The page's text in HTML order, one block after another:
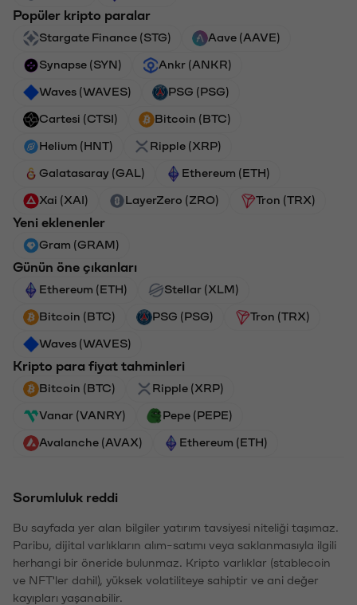
Popüler kripto paralar
Stargate Finance (STG) Aave (AAVE)
Synapse (SYN) Ankr (ANKR)
Waves (WAVES) PSG (PSG)
Cartesi (CTSI) Bitcoin (BTC)
Helium (HNT) Ripple (XRP)
Galatasaray (GAL) Ethereum (ETH)
Xai (XAI) LayerZero (ZRO) Tron (TRX)
Yeni eklenenler
Gram (GRAM)
Günün öne çıkanları
Ethereum (ETH) Stellar (XLM)
Bitcoin (BTC) PSG (PSG) Tron (TRX)
Waves (WAVES)
Kripto para fiyat tahminleri
Bitcoin (BTC) Ripple (XRP)
Vanar (VANRY) Pepe (PEPE)
Avalanche (AVAX) Ethereum (ETH)
Sorumluluk reddi
Bu sayfada yer alan bilgiler yatırım tavsiyesi niteliği taşımaz.
Paribu, dijital varlıkların alım-satımı veya saklanmasıyla ilgili
herhangi bir öneride bulunmaz. Kripto varlıklar (stablecoin
ve NFT'ler dahil), yüksek volatiliteye sahiptir ve ani değer
kayıpları yaşanabilir.